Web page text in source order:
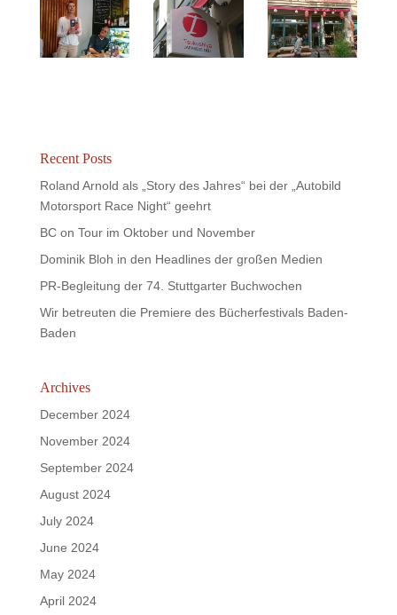
Recent Posts
Roland Arnold als „Story des Jahres“ bei der „Autobild
Motorsport Race Night“ geehrt
BC on Tour im Oktober und November
Dominik Bloh in den Headlines der großen Medien
PR-Begleitung der 74. Stuttgarter Buchwochen
Wir betreuten die Premiere des Bücherfestivals Baden-
Baden
Archives
December 2024
November 2024
September 2024
August 2024
July 2024
June 2024
May 2024
April 2024